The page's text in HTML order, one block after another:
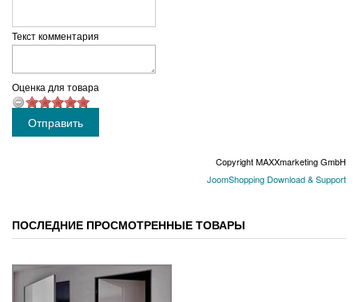
Текст комментария
Оценка для товара
Copyright MAXXmarketing GmbH
JoomShopping Download & Support
ПОСЛЕДНИЕ ПРОСМОТРЕННЫЕ ТОВАРЫ